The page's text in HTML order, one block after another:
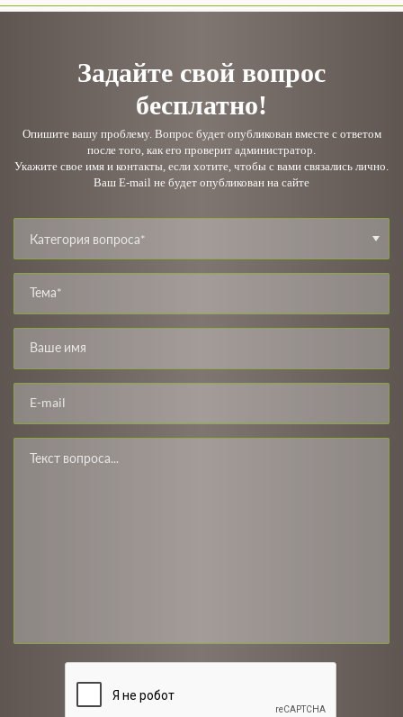
Задайте свой вопрос
бесплатно!
Опишите вашу проблему. Вопрос будет опубликован вместе с ответом
после того, как его проверит администратор.
Укажите свое имя и контакты, если хотите, чтобы с вами связались лично.
Ваш E-mail не будет опубликован на сайте
Категория вопроса*